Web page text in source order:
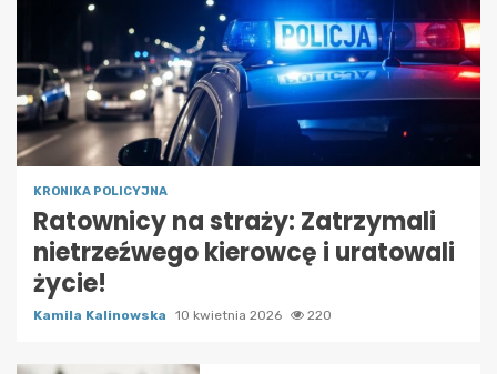
KRONIKA POLICYJNA
Ratownicy na straży: Zatrzymali
nietrzeźwego kierowcę i uratowali
życie!
Kamila Kalinowska 10 kwietnia 2026 220